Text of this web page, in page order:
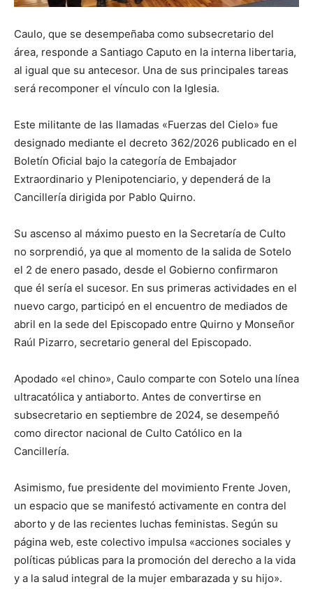
Caulo, que se desempeñaba como subsecretario del
área, responde a Santiago Caputo en la interna libertaria,
al igual que su antecesor. Una de sus principales tareas
será recomponer el vínculo con la Iglesia.
Este militante de las llamadas «Fuerzas del Cielo» fue
designado mediante el decreto 362/2026 publicado en el
Boletín Oficial bajo la categoría de Embajador
Extraordinario y Plenipotenciario, y dependerá de la
Cancillería dirigida por Pablo Quirno.
Su ascenso al máximo puesto en la Secretaría de Culto
no sorprendió, ya que al momento de la salida de Sotelo
el 2 de enero pasado, desde el Gobierno confirmaron
que él sería el sucesor. En sus primeras actividades en el
nuevo cargo, participó en el encuentro de mediados de
abril en la sede del Episcopado entre Quirno y Monseñor
Raúl Pizarro, secretario general del Episcopado.
Apodado «el chino», Caulo comparte con Sotelo una línea
ultracatólica y antiaborto. Antes de convertirse en
subsecretario en septiembre de 2024, se desempeñó
como director nacional de Culto Católico en la
Cancillería.
Asimismo, fue presidente del movimiento Frente Joven,
un espacio que se manifestó activamente en contra del
aborto y de las recientes luchas feministas. Según su
página web, este colectivo impulsa «acciones sociales y
políticas públicas para la promoción del derecho a la vida
y a la salud integral de la mujer embarazada y su hijo».